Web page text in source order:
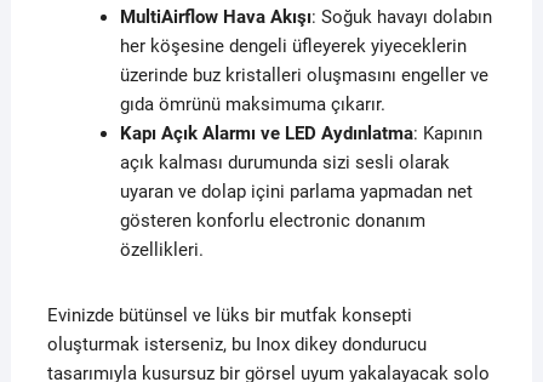
MultiAirflow Hava Akışı: Soğuk havayı dolabın
her köşesine dengeli üfleyerek yiyeceklerin
üzerinde buz kristalleri oluşmasını engeller ve
gıda ömrünü maksimuma çıkarır.
Kapı Açık Alarmı ve LED Aydınlatma: Kapının
açık kalması durumunda sizi sesli olarak
uyaran ve dolap içini parlama yapmadan net
gösteren konforlu electronic donanım
özellikleri.
Evinizde bütünsel ve lüks bir mutfak konsepti
oluşturmak isterseniz, bu Inox dikey dondurucu
tasarımıyla kusursuz bir görsel uyum yakalayacak solo